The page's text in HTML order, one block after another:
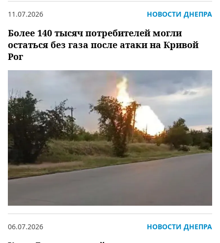
Более 140 тысяч потребителей могли
остаться без газа после атаки на Кривой
Рог
11.07.2026 НОВОСТИ ДНЕПРА
06.07.2026 НОВОСТИ ДНЕПРА